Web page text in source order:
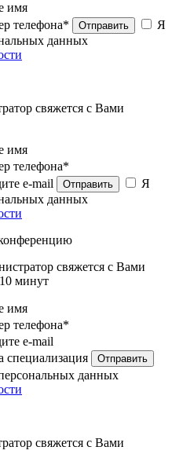
имя
телефона*
Отправить
Я
данных
свяжется с Вами
имя
телефона*
e-mail
Отправить
Я
данных
свяжется с Вами
минут
имя
телефона*
e-mail
специализация
Отправить
данных
свяжется с Вами